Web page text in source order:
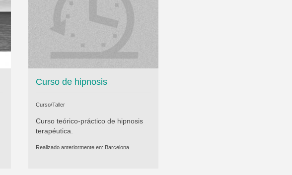
Curso de hipnosis
Curso/Taller
Curso teórico-práctico de hipnosis
terapéutica.
Realizado anteriormente en: Barcelona